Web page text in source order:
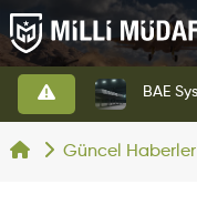
Güncel Haberler